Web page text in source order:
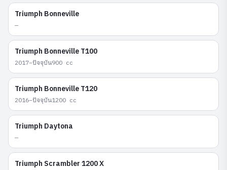
Triumph Bonneville
—
Triumph Bonneville T100
2017–ปัจจุบัน900 cc
Triumph Bonneville T120
2016–ปัจจุบัน1200 cc
Triumph Daytona
—
Triumph Scrambler 1200 X